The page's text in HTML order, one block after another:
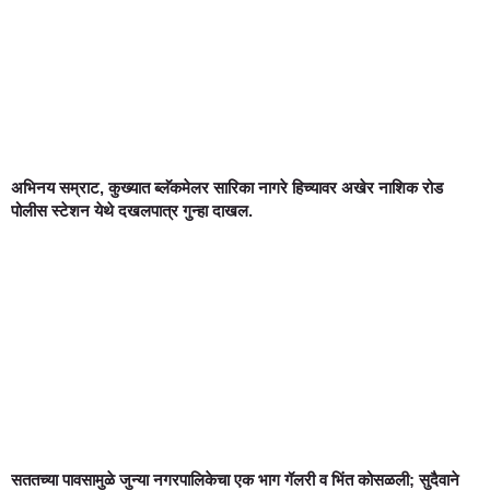
अभिनय सम्राट, कुख्यात ब्लॅकमेलर सारिका नागरे हिच्यावर अखेर नाशिक रोड
पोलीस स्टेशन येथे दखलपात्र गुन्हा दाखल.
सततच्या पावसामुळे जुन्या नगरपालिकेचा एक भाग गॅलरी व भिंत कोसळली; सुदैवाने